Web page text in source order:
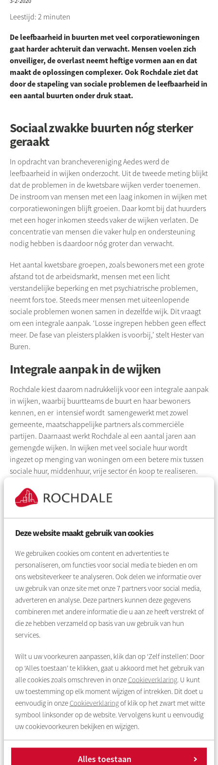
Deze website maakt gebruik van cookies
We gebruiken cookies om content en advertenties te
personaliseren, om functies voor social media te bieden en om
ons websiteverkeer te analyseren. Ook delen we informatie over
uw gebruik van onze site met onze7 partners voor social media,
adverteren en analyse. Deze partners kunnen deze gegevens
combineren met andere informatie die u aan ze heeft verstrekt of
die ze hebben verzameld op basis van uw gebruik van hun
services.
Wilt u uw voorkeuren aanpassen, klik dan op ‘Zelf instellen’. Door
op ‘Alles toestaan’ te klikken, gaat u akkoord met het gebruik van
alle cookies zoals omschreven in onze Cookieverklaring. U kunt
uw toestemming op elk moment wijzigen of intrekken. Dit doet u
eenvoudig in onze Cookieverklaringof klik op het zwart met witte
symbool linksonder op de website. Vervolgens kunt u eenvoudig
uw cookievoorkeuren bekijken en wijzigen.
Alles toestaan
Leestijd: 2 minuten
De leefbaarheid in buurten met veel corporatiewoningen
gaat harder achteruit dan verwacht. Mensen voelen zich
onveiliger, de overlast neemt heftige vormen aan en dat
maakt de oplossingen complexer. Ook Rochdale ziet dat
door de stapeling van sociale problemen de leefbaarheid in
een aantal buurten onder druk staat.
Sociaal zwakke buurten nóg sterker
geraakt
In opdracht van brancheverenigingAedeswerd de
leefbaarheid in wijken onderzocht. Uit de tweede meting blijkt
dat de problemen in de kwetsbare wijken verder toenemen.
De instroom van mensen met een laag inkomen in wijken met
corporatiewoningen blijft groeien. Daar komt bij dat huurders
met een hoger inkomen steeds vaker de wijken verlaten. De
concentratie van mensen die vaker hulp en ondersteuning
nodig hebben is daardoor nóg groter dan verwacht.
Het aantal kwetsbare groepen, zoals bewoners met een grote
afstand tot de arbeidsmarkt, mensen met een licht
verstandelijke beperking en met psychiatrische problemen,
neemt fors toe. Steeds meer mensen met uiteenlopende
sociale problemen wonen samen in dezelfde wijk. Dit vraagt
om een integrale aanpak. ‘Losse ingrepen hebben geen effect
meer. De fase van pleisters plakken is voorbij,’ stelt Hester van
Buren.
Integrale aanpak in de wijken
Rochdale kiest daarom nadrukkelijk voor een integrale aanpak
in wijken, waarbij buurtteams de buurt en haar bewoners
kennen, en er intensief wordt samengewerkt met zowel
gemeente, maatschappelijke partners als commerciële
partijen. Daarnaast werkt Rochdale al een aantal jaren aan
gemengde wijken. In wijken met veel sociale huur wordt
ingezet op menging van woningen om een betere mix tussen
sociale huur, middenhuur, vrije sector én koop te realiseren.
Vergaande samenwerking nodig
‘Om tweedeling te voorkomen moeten kwetsbare mensen
ook in sociaal sterkere wijken kunnen wonen. Daarvoor is een
landelijke visie nodig, en dat heeft haast,’ aldus Hester van
markttoets af te schaffen zodat woningcorporaties ook
woningen met een midden huur kunnen bouwen in wijken
waar nu te veel sociale huurwoningen staan. Daarnaast
dienen kwetsbare huurders de zorg en begeleiding te krijgen
die ze nodig hebben.
Vergaande samenwerking is daarbij de sleutel, zo werken
meer dan 24 partijen samen binnen Pact Poelenburg, om de
groen licht gegeven voor een integrale aanpak voor
Amsterdam Zuid Oost.
Lees hier het volledige rapport